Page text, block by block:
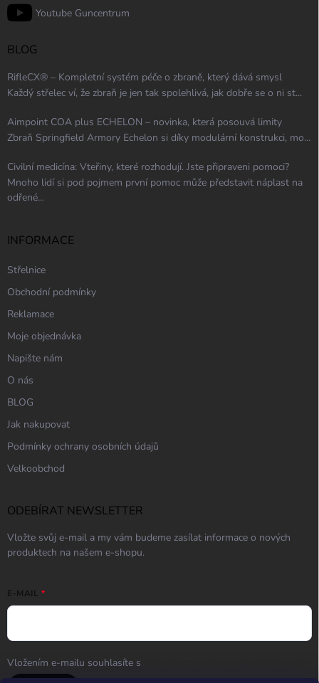
Youtube Guncentrum
BLOG
RifleCX® – Kompletní systém péče o zbraně, který dává smysl
Každý střelec ví, že zbraň je jen tak spolehlivá, jak dobře se o ni st...
Aimpoint COA plus ECHELON – novinka, která posouvá limity
Zbraň Springfield Armory Echelon si díky modulární konstrukci, mo...
Civilní medicína: Vteřiny, které rozhodují. Jste připraveni pomoci?
Mnoho lidí si pod pojmem první pomoc může představit náplast na
odřené...
INFORMACE
Střelnice
Obchodní podmínky
Reklamace
Moje objednávka
Napište nám
O nás
BLOG
Jak nakupovat
Podmínky ochrany osobních údajů
Velkoobchod
ODEBÍRAT NEWSLETTER
Vložte svůj e-mail a my vám budeme zasílat informace o nových
produktech na našem e-shopu.
E-MAIL
Vložením e-mailu souhlasíte s